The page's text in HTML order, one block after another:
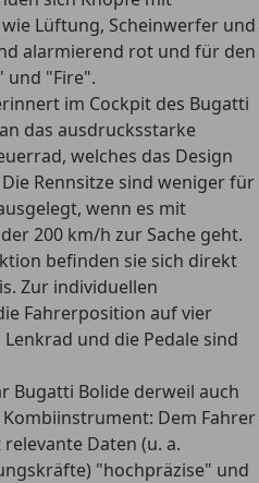
Lüftung, Scheinwerfer und
alarmierend rot und für den
und "Fire".
im Cockpit des Bugatti
das ausdrucksstarke
, welches das Design
Rennsitze sind weniger für
wenn es mit
200 km/h zur Sache geht.
befinden sie sich direkt
Zur individuellen
Fahrerposition auf vier
und die Pedale sind
Bugatti Bolide derweil auch
Dem Fahrer
Daten (u. a.
"hochpräzise" und